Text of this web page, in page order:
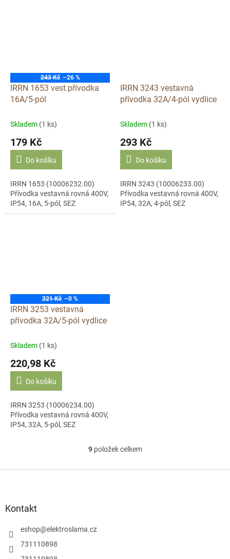
243 Kč –26 %
IRRN 1653 vest.přívodka
16A/5-pól
Skladem (1 ks)
179 Kč
Do košíku
IRRN 1653 (10006232.00)
Přívodka vestavná rovná 400V,
IP54, 16A, 5-pól, SEZ
IRRN 3243 vestavná
přívodka 32A/4-pól vydlice
Skladem (1 ks)
293 Kč
Do košíku
IRRN 3243 (10006233.00)
Přívodka vestavná rovná 400V,
IP54, 32A, 4-pól, SEZ
221 Kč –0 %
IRRN 3253 vestavná
přívodka 32A/5-pól vydlice
Skladem (1 ks)
220,98 Kč
Do košíku
IRRN 3253 (10006234.00)
Přívodka vestavná rovná 400V,
IP54, 32A, 5-pól, SEZ
O
l
9položek celkem
Kontakt
eshop@elektroslama.cz
731110898